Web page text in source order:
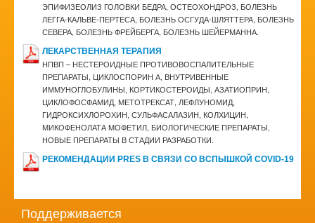
ЭПИФИЗЕОЛИЗ ГОЛОВКИ БЕДРА, ОСТЕОХОНДРОЗ, БОЛЕЗНЬ
ЛЕГГА-КАЛЬВЕ-ПЕРТЕСА, БОЛЕЗНЬ ОСГУДА-ШЛЯТТЕРА, БОЛЕЗНЬ
СЕВЕРА, БОЛЕЗНЬ ФРЕЙБЕРГА, БОЛЕЗНЬ ШЕЙЕРМАННА.
ЛЕКАРСТВЕННАЯ ТЕРАПИЯ
НПВП – НЕСТЕРОИДНЫЕ ПРОТИВОВОСПАЛИТЕЛЬНЫЕ
ПРЕПАРАТЫ, ЦИКЛОСПОРИН А, ВНУТРИВЕННЫЕ
ИММУНОГЛОБУЛИНЫ, КОРТИКОСТЕРОИДЫ, АЗАТИОПРИН,
ЦИКЛОФОСФАМИД, МЕТОТРЕКСАТ, ЛЕФЛУНОМИД,
ГИДРОКСИХЛОРОХИН, СУЛЬФАСАЛАЗИН, КОЛХИЦИН,
МИКОФЕНОЛАТА МОФЕТИЛ, БИОЛОГИЧЕСКИЕ ПРЕПАРАТЫ,
НОВЫЕ ПРЕПАРАТЫ В СТАДИИ РАЗРАБОТКИ.
РЕКОМЕНДАЦИИ PRES В СВЯЗИ СО ВСПЫШКОЙ COVID-19
Поддерживается